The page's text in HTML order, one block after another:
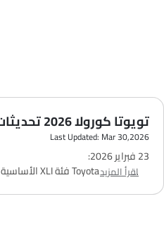
تويوتا كورولا 2026 تحديثات
Last Updated: Mar 30,2026
23 فبراير 2026:
سعرToyota Corolla
ممتازة للمشترين الجدد اللي يهتمون
اقرأ المزيد